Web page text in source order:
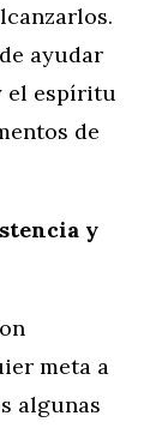
ayudar
el espíritu
de
y
meta a
algunas